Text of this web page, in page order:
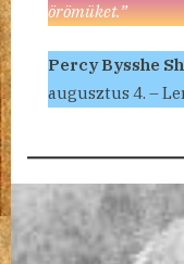
örömüket.”
Percy Bysshe
augusztus 4. –